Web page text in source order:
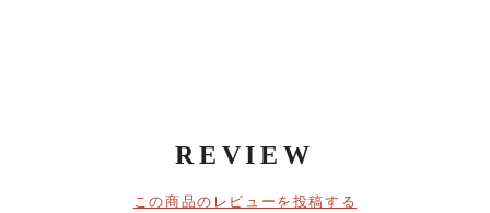
REVIEW
この商品のレビューを投稿する